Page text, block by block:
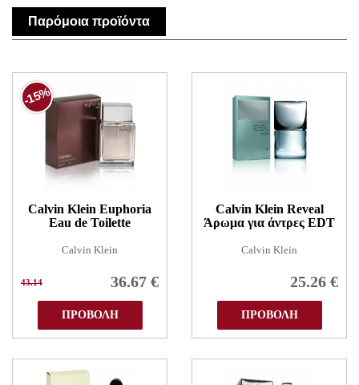
Παρόμοια προϊόντα
Calvin Klein Euphoria
Eau de Toilette
Calvin Klein
36.67 €
43.14
ΠΡΟΒΟΛΗ
-15%
Calvin Klein Reveal
Άρωμα για άντρες EDT
Calvin Klein
25.26 €
ΠΡΟΒΟΛΗ